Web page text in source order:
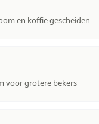
en koffie gescheiden
voor grotere bekers